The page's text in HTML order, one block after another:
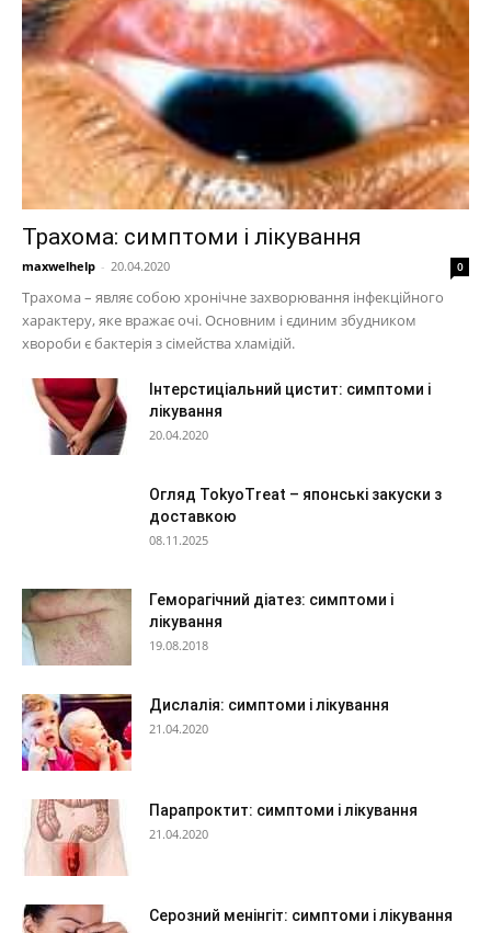
Трахома: симптоми і лікування
maxwelhelp - 20.04.2020 0
Трахома – являє собою хронічне захворювання інфекційного
характеру, яке вражає очі. Основним і єдиним збудником
хвороби є бактерія з сімейства хламідій.
Інтерстиціальний цистит: симптоми і
лікування
20.04.2020
Огляд TokyoTreat – японські закуски з
доставкою
08.11.2025
Геморагічний діатез: симптоми і
лікування
19.08.2018
Дислалія: симптоми і лікування
21.04.2020
Парапроктит: симптоми і лікування
21.04.2020
Серозний менінгіт: симптоми і лікування